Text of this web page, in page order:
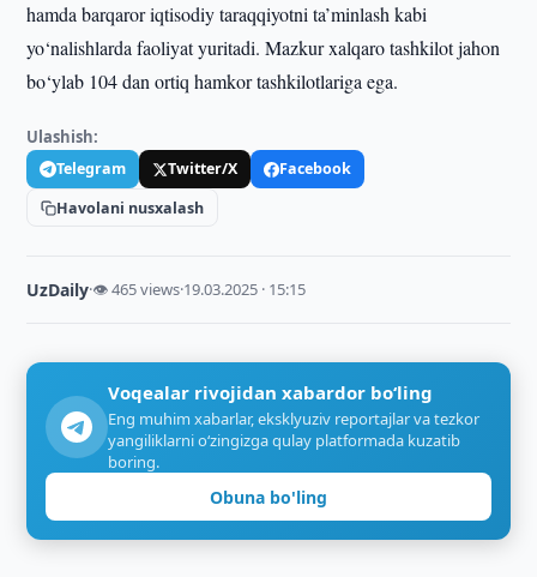
hamda barqaror iqtisodiy taraqqiyotni ta’minlash kabi
yo‘nalishlarda faoliyat yuritadi. Mazkur xalqaro tashkilot jahon
bo‘ylab 104 dan ortiq hamkor tashkilotlariga ega.
Ulashish:
Telegram Twitter/X
Facebook
Havolani nusxalash
UzDaily·👁 465 views·19.03.2025 · 15:15
Voqealar rivojidan xabardor bo‘ling
Eng muhim xabarlar, eksklyuziv reportajlar va tezkor
yangiliklarni o‘zingizga qulay platformada kuzatib
boring.
Obuna bo'ling